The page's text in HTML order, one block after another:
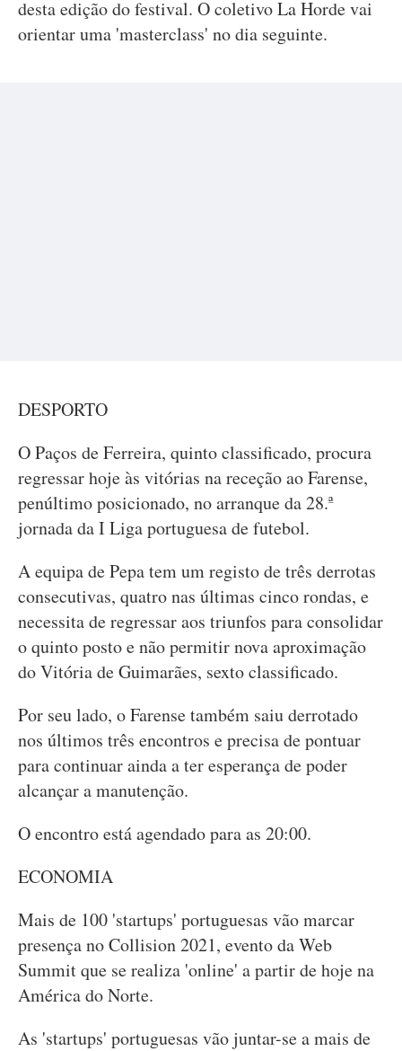
desta edição do festival. O coletivo La Horde vai
orientar uma 'masterclass' no dia seguinte.
DESPORTO
O Paços de Ferreira, quinto classificado, procura
regressar hoje às vitórias na receção ao Farense,
penúltimo posicionado, no arranque da 28.ª
jornada da I Liga portuguesa de futebol.
A equipa de Pepa tem um registo de três derrotas
consecutivas, quatro nas últimas cinco rondas, e
necessita de regressar aos triunfos para consolidar
o quinto posto e não permitir nova aproximação
do Vitória de Guimarães, sexto classificado.
Por seu lado, o Farense também saiu derrotado
nos últimos três encontros e precisa de pontuar
para continuar ainda a ter esperança de poder
alcançar a manutenção.
O encontro está agendado para as 20:00.
ECONOMIA
Mais de 100 'startups' portuguesas vão marcar
presença no Collision 2021, evento da Web
Summit que se realiza 'online' a partir de hoje na
América do Norte.
As 'startups' portuguesas vão juntar-se a mais de